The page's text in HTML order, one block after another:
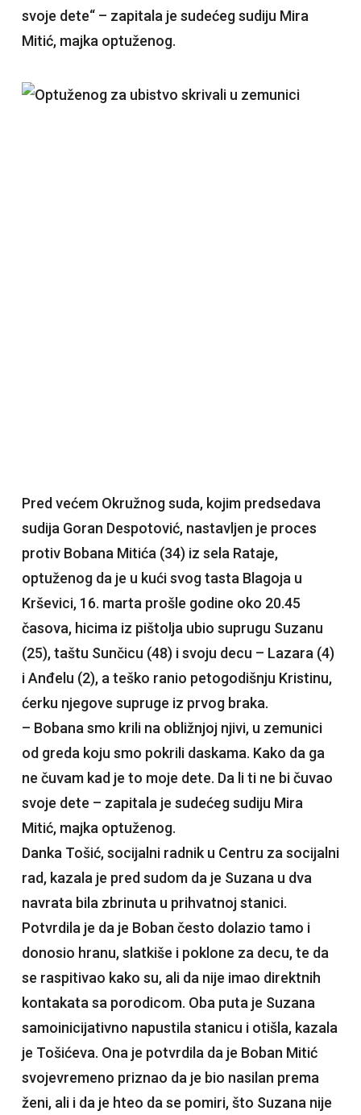
svoje dete“ – zapitala je sudećeg sudiju Mira
Mitić, majka optuženog.
Pred većem Okružnog suda, kojim predsedava
sudija Goran Despotović, nastavljen je proces
protiv Bobana Mitića (34) iz sela Rataje,
optuženog da je u kući svog tasta Blagoja u
Krševici, 16. marta prošle godine oko 20.45
časova, hicima iz pištolja ubio suprugu Suzanu
(25), taštu Sunčicu (48) i svoju decu – Lazara (4)
i Anđelu (2), a teško ranio petogodišnju Kristinu,
ćerku njegove supruge iz prvog braka.
– Bobana smo krili na obližnjoj njivi, u zemunici
od greda koju smo pokrili daskama. Kako da ga
ne čuvam kad je to moje dete. Da li ti ne bi čuvao
svoje dete – zapitala je sudećeg sudiju Mira
Mitić, majka optuženog.
Danka Tošić, socijalni radnik u Centru za socijalni
rad, kazala je pred sudom da je Suzana u dva
navrata bila zbrinuta u prihvatnoj stanici.
Potvrdila je da je Boban često dolazio tamo i
donosio hranu, slatkiše i poklone za decu, te da
se raspitivao kako su, ali da nije imao direktnih
kontakata sa porodicom. Oba puta je Suzana
samoinicijativno napustila stanicu i otišla, kazala
je Tošićeva. Ona je potvrdila da je Boban Mitić
svojevremeno priznao da je bio nasilan prema
ženi, ali i da je hteo da se pomiri, što Suzana nije